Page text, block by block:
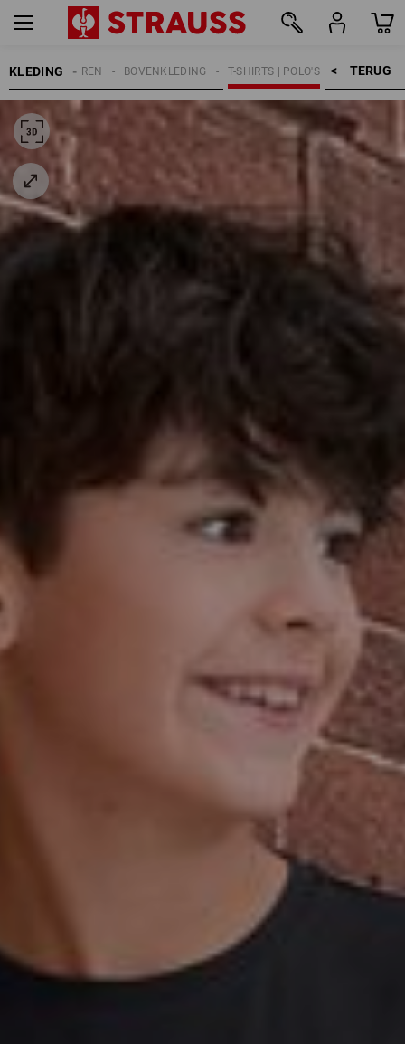
KLEDING TERUG    >
T-SHIRTS | POLO'S
BOVENKLEDING
KINDEREN